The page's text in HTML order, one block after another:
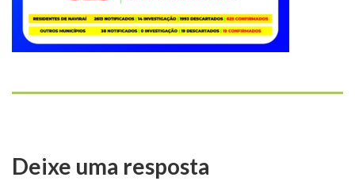
Deixe uma resposta